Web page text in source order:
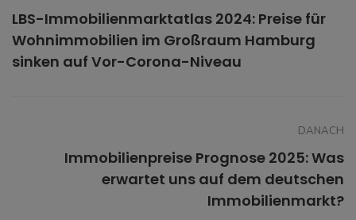
LBS-Immobilienmarktatlas 2024: Preise für
Wohnimmobilien im Großraum Hamburg
sinken auf Vor-Corona-Niveau
DANACH
Immobilienpreise Prognose 2025: Was
erwartet uns auf dem deutschen
Immobilienmarkt?